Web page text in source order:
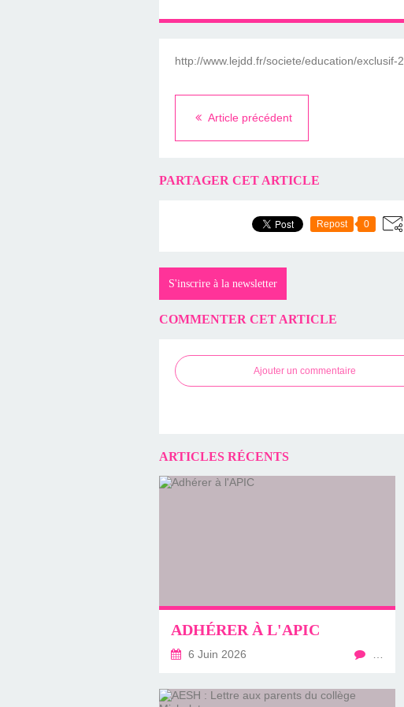
http://www.lejdd.fr/societe/education/
Article précédent
PARTAGER CET ARTICLE
Repost 0
S'inscrire à la newsletter
COMMENTER CET ARTICLE
Ajouter un commentaire
ARTICLES RÉCENTS
ADHÉRER À L'APIC
6 Juin 2026